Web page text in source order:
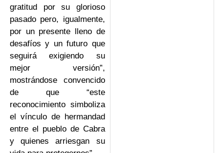
gratitud por su glorioso
pasado pero, igualmente,
por un presente lleno de
desafíos y un futuro que
seguirá exigiendo su
mejor versión”,
mostrándose convencido
de que “este
reconocimiento simboliza
el vínculo de hermandad
entre el pueblo de Cabra
y quienes arriesgan su